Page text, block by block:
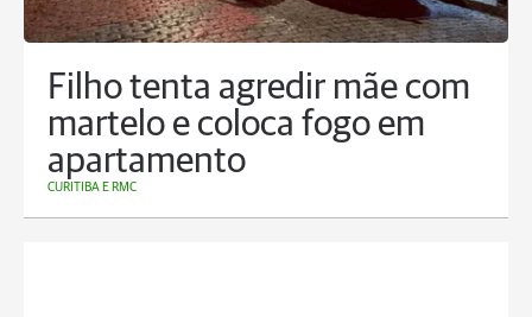
Filho tenta agredir mãe com
martelo e coloca fogo em
apartamento
CURITIBA E RMC